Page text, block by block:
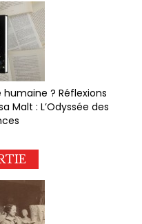
? Réflexions
Malt : L’Odyssée des